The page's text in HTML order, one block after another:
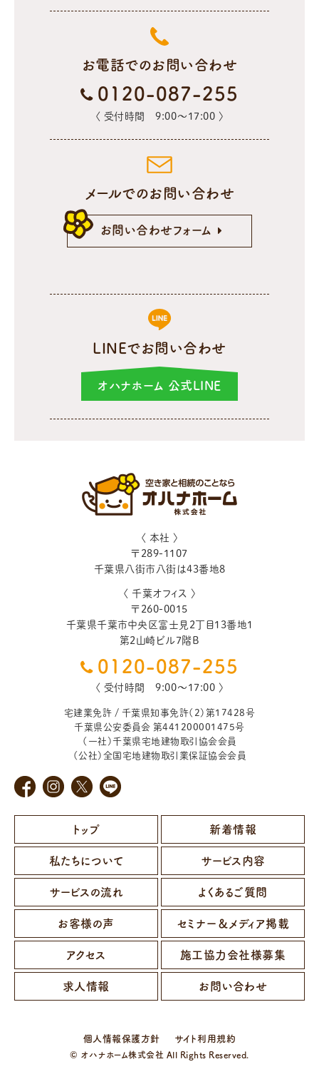
お電話でのお問い合わせ
0120-087-255
〈 受付時間 9:00〜17:00 〉
メールでのお問い合わせ
お問い合わせフォーム
LINEでお問い合わせ
オハナホーム 公式LINE
〈 本社 〉
〒 289-1107
千葉県八街市八街は43番地8
〈 千葉オフィス 〉
〒 260-0015
千葉県千葉市中央区富士見2丁目13番地1
第2山崎ビル7階B
0120-087-255
〈 受付時間 9:00〜17:00 〉
宅建業免許 / 千葉県知事免許（2）第17428号
千葉県公安委員会 第441200001475号
（一社）千葉県宅地建物取引協会会員
（公社）全国宅地建物取引業保証協会会員
トップ 新着情報
私たちについて サービス内容
サービスの流れ よくあるご質問
お客様の声 セミナー＆メディア掲載
アクセス 施工協力会社様募集
求人情報 お問い合わせ
個人情報保護方針 サイト利用規約
© オハナホーム株式会社 All Rights Reserved.